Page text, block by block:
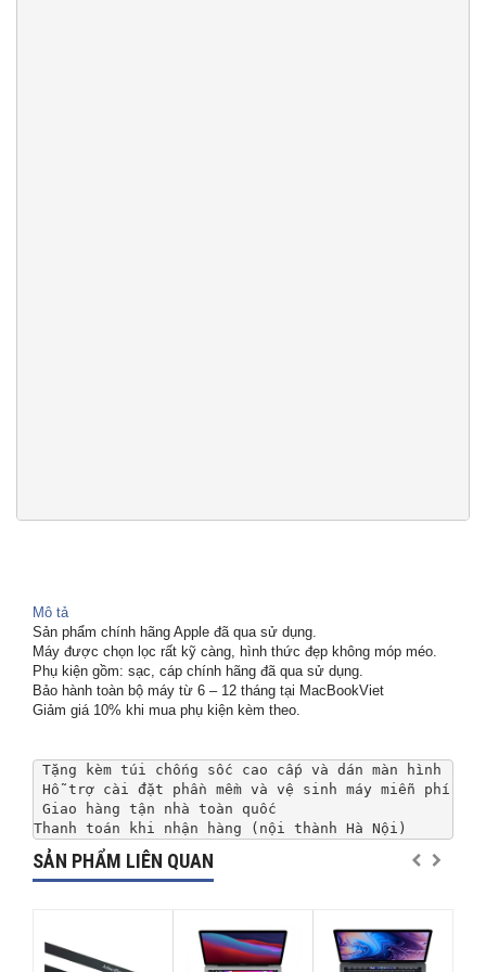
Mô tả
Sản phẩm chính hãng Apple đã qua sử dụng.
Máy được chọn lọc rất kỹ càng, hình thức đẹp không móp méo.
Phụ kiện gồm: sạc, cáp chính hãng đã qua sử dụng.
Bảo hành toàn bộ máy từ 6 – 12 tháng tại MacBookViet
Giảm giá 10% khi mua phụ kiện kèm theo.
Thanh toán khi nhận hàng (nội thành Hà Nội)
SẢN PHẨM LIÊN QUAN